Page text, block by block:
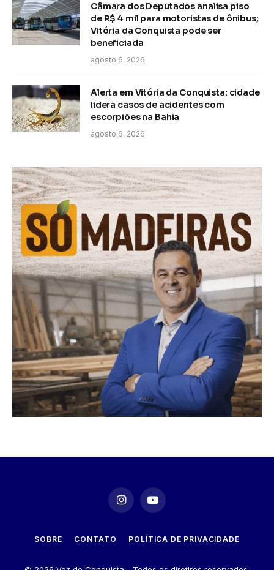
Câmara dos Deputados analisa piso
de R$ 4 mil para motoristas de ônibus;
Vitória da Conquista pode ser
beneficiada
agosto 6, 2026
Alerta em Vitória da Conquista: cidade
lidera casos de acidentes com
escorpiões na Bahia
agosto 6, 2026
InstagramYouTube
SOBRE CONTATO POLÍTICA DE PRIVACIDADE